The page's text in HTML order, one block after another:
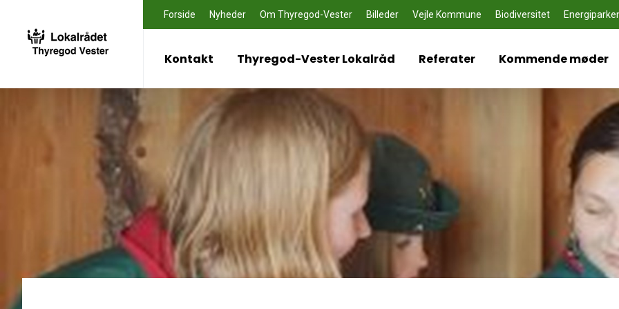
Forside Nyheder Om Thyregod-Vester Billeder Vejle Kommune Biodiversitet
Kontakt Thyregod-Vester Lokalråd Referater Kommende møder